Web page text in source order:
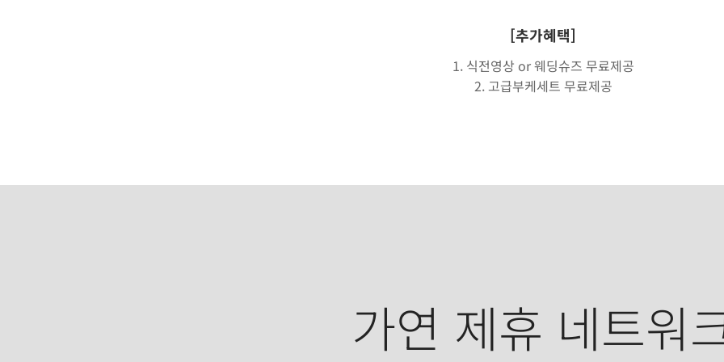
[추가혜택]
1. 식전영상 or 웨딩슈즈 무료제공
2. 고급부케세트 무료제공
가연 제휴 네트워